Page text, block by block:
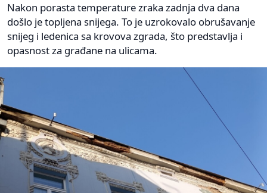
Nakon porasta temperature zraka zadnja dva dana
došlo je topljena snijega. To je uzrokovalo obrušavanje
snijeg i ledenica sa krovova zgrada, što predstavlja i
opasnost za građane na ulicama.